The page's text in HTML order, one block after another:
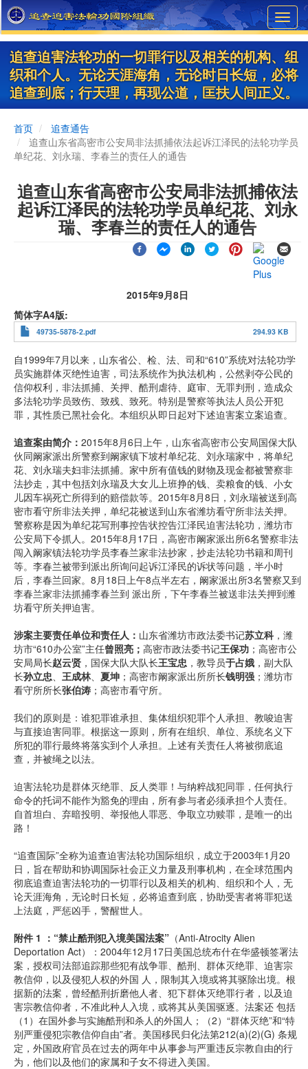
Skip
to
main
content
追查迫害法轮功的一切罪行以及相关的机构、组
织和个人。无论天涯海角，无论时日长短，必将
追查到底；行天理，再现公道，匡扶人间正义。
首页
追查通告
追查山东省高密市公安局非法抓捕依法起诉江泽民的法轮功学员
单纪花、刘永瑞、李春兰的责任人的通告
追查山东省高密市公安局非法抓捕依法
起诉江泽民的法轮功学员单纪花、刘永
瑞、李春兰的责任人的通告
2015年9月8日
简体字A4版
49735-5878-2.pdf 294.93 KB
自1999年7月以来，山东省公、检、法、司和“610”系统对法轮功学
员实施群体灭绝性迫害，司法系统作为执法机构，公然剥夺公民的
信仰权利，非法抓捕、关押、酷刑虐待、庭审、无罪判刑，造成众
多法轮功学员致伤、致残、致死。特别是警察等执法人员公开犯
罪，其性质已黑社会化。本组织从即日起对下述迫害案立案追查。
追查案由简介： 2015年8月6日上午，山东省高密市公安局国保大队
伙同阚家派出所警察到阚家镇下坡村单纪花、刘永瑞家中，将单纪
花、刘永瑞夫妇非法抓捕。家中所有值钱的财物及现金都被警察非
法抄走，其中包括刘永瑞及大女儿上班挣的钱、卖粮食的钱、小女
儿因车祸死亡所得到的赔偿款等。2015年8月8日，刘永瑞被送到高
密市看守所非法关押，单纪花被送到山东省潍坊看守所非法关押。
警察称是因为单纪花写刑事控告状控告江泽民迫害法轮功，潍坊市
公安局下令抓人。2015年8月17日，高密市阚家派出所6名警察非法
闯入阚家镇法轮功学员李春兰家非法抄家，抄走法轮功书籍和周刊
等。李春兰被带到派出所询问起诉江泽民的诉状等问题，半小时
后，李春兰回家。8月18日上午8点半左右，阚家派出所3名警察又到
李春兰家非法抓捕李春兰到 派出所，下午李春兰被送非法关押到潍
坊看守所关押迫害。
涉案主要责任单位和责任人： 山东省潍坊市政法委书记苏立科 ，潍
坊市“610办公室”主任曾照亮； 高密市政法委书记王保功 ；高密市公
安局局长赵云贤 ，国保大队大队长王宝忠 ，教导员于占娥 ，副大队
长孙立忠、 王成林、 夏坤 ；高密市阚家派出所所长钱明强 ；潍坊市
看守所所长张伯涛 ；高密市看守所。
我们的原则是：谁犯罪谁承担、集体组织犯罪个人承担、教唆迫害
与直接迫害同罪。根据这一原则，所有在组织、单位、系统名义下
所犯的罪行最终将落实到个人承担。上述有关责任人将被彻底追
查，并被绳之以法。
迫害法轮功是群体灭绝罪、反人类罪！与纳粹战犯同罪，任何执行
命令的托词不能作为豁免的理由，所有参与者必须承担个人责任。
自首坦白、弃暗投明、举报他人罪恶、争取立功赎罪，是唯一的出
路！
“追查国际”全称为追查迫害法轮功国际组织，成立于2003年1月20
日，旨在帮助和协调国际社会正义力量及刑事机构，在全球范围内
彻底追查迫害法轮功的一切罪行以及相关的机构、组织和个人，无
论天涯海角，无论时日长短，必将追查到底，协助受害者将罪犯送
上法庭，严惩凶手，警醒世人。
附件 1 ：“禁止酷刑犯入境美国法案” （Anti-Atrocity Alien
Deportation Act）：2004年12月17日美国总统布什在华盛顿签署法
案，授权司法部追踪那些犯有战争罪、酷刑、群体灭绝罪、迫害宗
教信仰，以及侵犯人权的外国 人，限制其入境或将其驱除出境。根
据新的法案，曾经酷刑折磨他人者、犯下群体灭绝罪行者，以及迫
害宗教信仰者，不准此种人入境，或将其从美国驱逐。法案还 包括
（1）在国外参与实施酷刑和杀人的外国人；（2）“群体灭绝”和“特
别严重侵犯宗教信仰自由”者。美国移民归化法第212(a)(2)(G) 条规
定，外国政府官员在过去的两年中从事参与严重违反宗教自由的行
为，他们以及他们的家属和子女不得进入美国。